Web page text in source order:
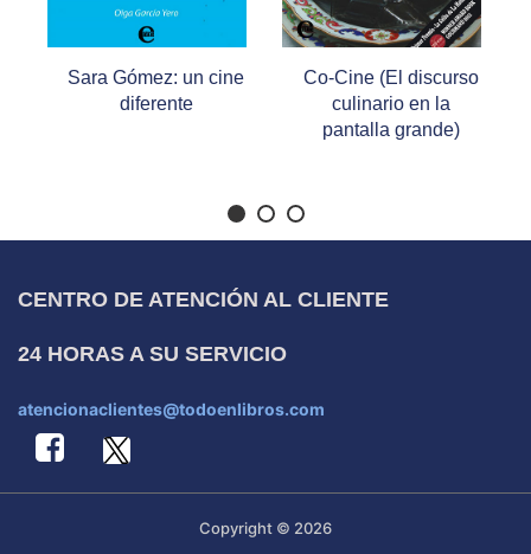
Sara Gómez: un cine
diferente
Co-Cine (El discurso
culinario en la
pantalla grande)
CENTRO DE ATENCIÓN AL CLIENTE
24 HORAS A SU SERVICIO
atencionaclientes@todoenlibros.com
Copyright © 2026